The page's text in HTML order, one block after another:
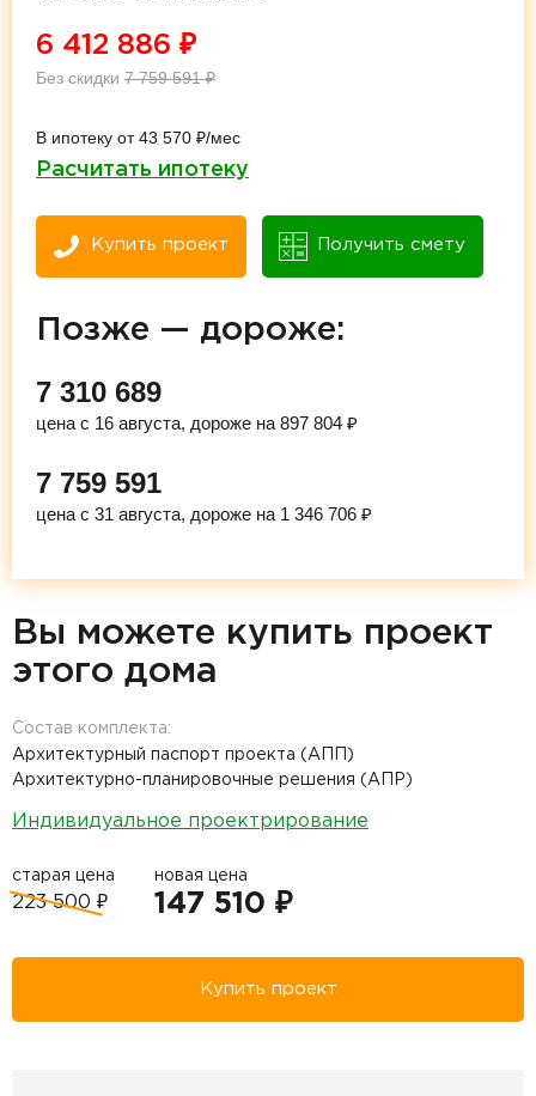
6 412 886 ₽
Без скидки 7 759 591₽
В ипотеку от 43 570 ₽/мес
Расчитать ипотеку
Купить проект Получить смету
Позже — дороже:
7 310 689
цена с 16 августа, дороже на 897 804 ₽
7 759 591
цена с 31 августа, дороже на 1 346 706 ₽
Вы можете купить проект
этого дома
Состав комплекта:
Архитектурный паспорт проекта (АПП)
Архитектурно-планировочные решения (АПР)
Индивидуальное проектрирование
старая цена
223 500 ₽
новая цена
147 510 ₽
Купить проект